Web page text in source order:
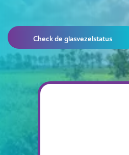
Check de glasvezelstatus